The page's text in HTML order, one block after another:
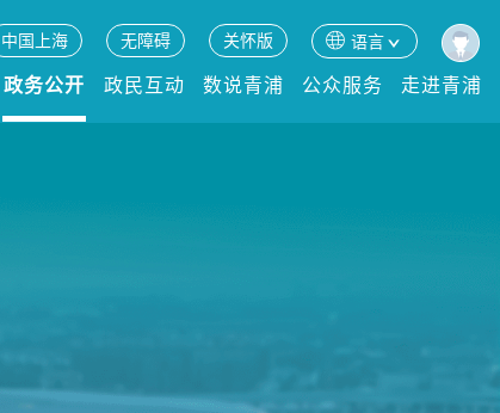
中国上海 无障碍 关怀版 语言
政务公开 政民互动 数说青浦 公众服务 走进青浦